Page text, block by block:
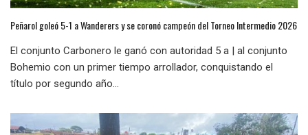
Peñarol goleó 5-1 a Wanderers y se coronó campeón del Torneo Intermedio 2026
El conjunto Carbonero le ganó con autoridad 5 a | al conjunto
Bohemio con un primer tiempo arrollador, conquistando el
título por segundo año...